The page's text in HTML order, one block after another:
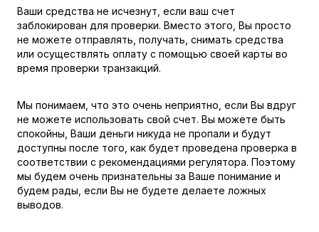
Ваши средства не исчезнут, если ваш счет
заблокирован для проверки. Вместо этого, Вы просто
не можете отправлять, получать, снимать средства
или осуществлять оплату с помощью своей карты во
время проверки транзакций.
Мы понимаем, что это очень неприятно, если Вы вдруг
не можете использовать свой счет. Вы можете быть
спокойны, Ваши деньги никуда не пропали и будут
доступны после того, как будет проведена проверка в
соответствии с рекомендациями регулятора. Поэтому
мы будем очень признательны за Ваше понимание и
будем рады, если Вы не будете делаете ложных
выводов.